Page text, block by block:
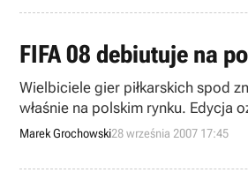
FIFA 08 debiutuje na
Wielbiciele gier piłkarskich spod
właśnie na polskim rynku. Edycja
Marek Grochowski28 września 2007 17:45